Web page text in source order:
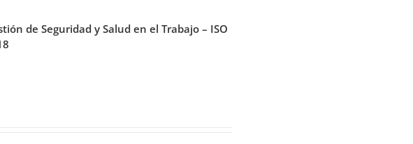
de Seguridad y Salud en el Trabajo – ISO